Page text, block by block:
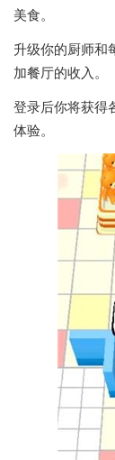
美食。
升级你的厨师和
加餐厅的收入。
登录后你将获得
体验。